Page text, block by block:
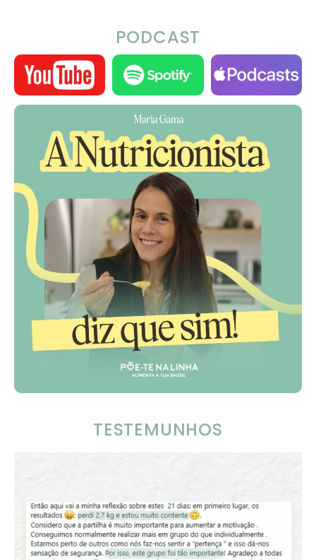
PODCAST
TESTEMUNHOS